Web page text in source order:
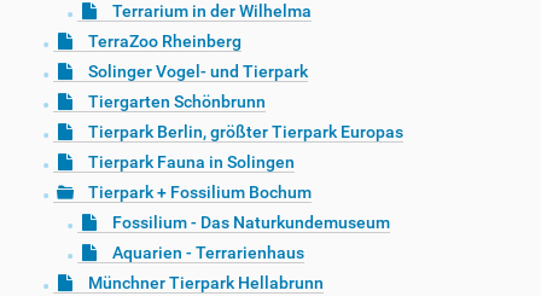
Terrarium in der Wilhelma
TerraZoo Rheinberg
Solinger Vogel- und Tierpark
Tiergarten Schönbrunn
Tierpark Berlin, größter Tierpark Europas
Tierpark Fauna in Solingen
Tierpark + Fossilium Bochum
Fossilium - Das Naturkundemuseum
Aquarien - Terrarienhaus
Münchner Tierpark Hellabrunn